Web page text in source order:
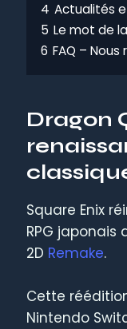
4 Actualités
5 Le mot de
6 FAQ –
Dragon
Square Enix
RPG japonais
2D Remake.
Cette
Nintendo